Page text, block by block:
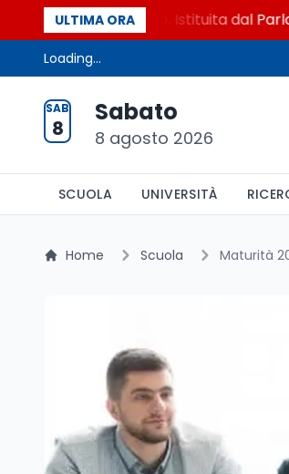
ULTIMA ORA
del lavoro. Istituita dal
Loading...
SAB
8
Sabato
8 agosto 2026
SCUOLA UNIVERSITÀ
Home Scuola